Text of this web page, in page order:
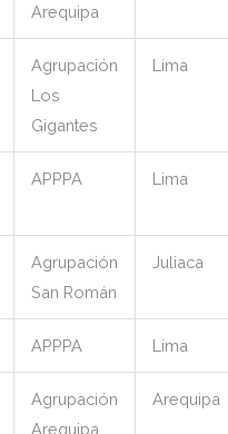
Arequipa
Agrupación
Los
Gigantes
Lima
APPPA Lima
Agrupación
San Román
Juliaca
APPPA Lima
Agrupación
Arequipa
Arequipa